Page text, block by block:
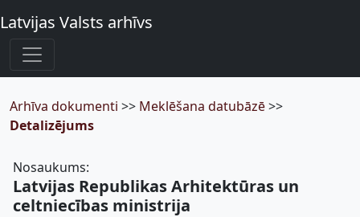
Latvijas Valsts arhīvs
Arhīva dokumenti >> Meklēšana datubāzē>>
Detalizējums
Nosaukums:
Latvijas Republikas Arhitektūras un
celtniecības ministrija